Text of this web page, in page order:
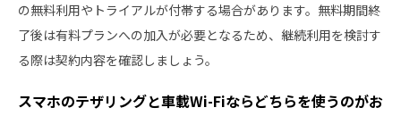
の無料利用やトライアルが付帯する場合があります。無料期間終
了後は有料プランへの加入が必要となるため、継続利用を検討す
る際は契約内容を確認しましょう。
スマホのテザリングと車載Wi-Fiならどちらを使うのがお